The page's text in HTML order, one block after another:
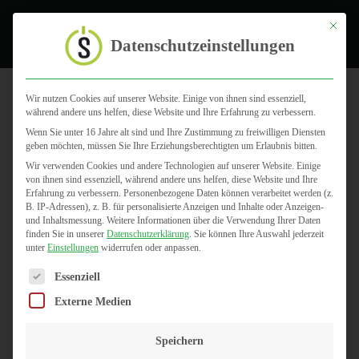
Abrechnung
Mit
Datenschutzeinstellungen
Wir nutzen Cookies auf unserer Website. Einige von ihnen sind essenziell,
während andere uns helfen, diese Website und Ihre Erfahrung zu verbessern.
Wenn Sie unter 16 Jahre alt sind und Ihre Zustimmung zu freiwilligen Diensten
geben möchten, müssen Sie Ihre Erziehungsberechtigten um Erlaubnis bitten.
Wir verwenden Cookies und andere Technologien auf unserer Website. Einige
von ihnen sind essenziell, während andere uns helfen, diese Website und Ihre
Erfahrung zu verbessern. Personenbezogene Daten können verarbeitet werden (z.
B. IP-Adressen), z. B. für personalisierte Anzeigen und Inhalte oder Anzeigen-
und Inhaltsmessung. Weitere Informationen über die Verwendung Ihrer Daten
finden Sie in unserer Datenschutzerklärung. Sie können Ihre Auswahl jederzeit
unter Einstellungen widerrufen oder anpassen.
Es folgt eine Liste der Service-Gruppen, für die eine
Essenziell
Externe Medien
Speichern